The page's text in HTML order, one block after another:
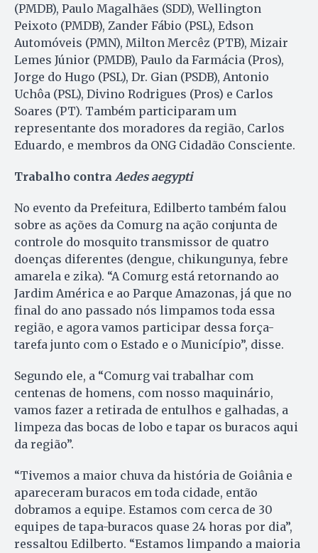
(PMDB), Paulo Magalhães (SDD), Wellington
Peixoto (PMDB), Zander Fábio (PSL), Edson
Automóveis (PMN), Milton Mercêz (PTB), Mizair
Lemes Júnior (PMDB), Paulo da Farmácia (Pros),
Jorge do Hugo (PSL), Dr. Gian (PSDB), Antonio
Uchôa (PSL), Divino Rodrigues (Pros) e Carlos
Soares (PT). Também participaram um
representante dos moradores da região, Carlos
Eduardo, e membros da ONG Cidadão Consciente.
Trabalho contra Aedes aegypti
No evento da Prefeitura, Edilberto também falou
sobre as ações da Comurg na ação conjunta de
controle do mosquito transmissor de quatro
doenças diferentes (dengue, chikungunya, febre
amarela e zika). “A Comurg está retornando ao
Jardim América e ao Parque Amazonas, já que no
final do ano passado nós limpamos toda essa
região, e agora vamos participar dessa força-
tarefa junto com o Estado e o Município”, disse.
Segundo ele, a “Comurg vai trabalhar com
centenas de homens, com nosso maquinário,
vamos fazer a retirada de entulhos e galhadas, a
limpeza das bocas de lobo e tapar os buracos aqui
da região”.
“Tivemos a maior chuva da história de Goiânia e
apareceram buracos em toda cidade, então
dobramos a equipe. Estamos com cerca de 30
equipes de tapa-buracos quase 24 horas por dia”,
ressaltou Edilberto. “Estamos limpando a maioria